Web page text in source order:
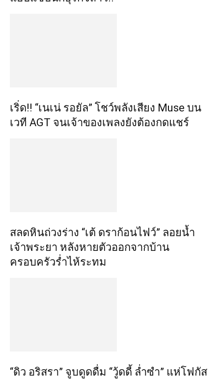
เริ่ด!! “เนเน่ รอยัล” โชว์พลังเสียง Muse บน
เวที AGT จนเจ้าของเพลงยังต้องกดแชร์
สลดหินถ่วงร่าง “เต้ ดราก้อนไฟว์” ลอยน้ำ
เจ้าพระยา หลังหายตัวออกจากบ้าน
ครอบครัวร่ำไห้ระทม
“ดิว อริสรา” จูบดูดดื่ม “วู้ดดี้ ล่ำซำ” แห่โฟกัส